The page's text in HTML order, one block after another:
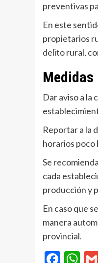
preventivas
En este
propietarios
delito rural,
Medidas
Dar aviso a la
Reportar a la
horarios poco
Se
cada
producción y
En caso que
manera
provincial.